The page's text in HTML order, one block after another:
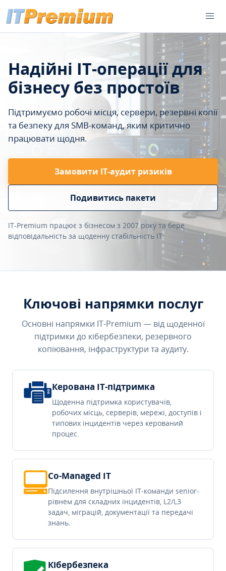
Надійні IT-операції для
бізнесу без простоїв
Підтримуємо робочі місця, сервери, резервні копії
та безпеку для SMB-команд, яким критично
працювати щодня.
Замовити ІТ-аудит ризиків
Подивитись пакети
IT-Premium працює з бізнесом з 2007 року та бере
відповідальність за щоденну стабільність IT.
Ключові напрямки послуг
Основні напрямки IT-Premium — від щоденної
підтримки до кібербезпеки, резервного
копіювання, інфраструктури та аудиту.
Керована IT-підтримка
Щоденна підтримка користувачів,
робочих місць, серверів, мережі, доступів і
типових інцидентів через керований
процес.
Co-Managed IT
Підсилення внутрішньої IT-команди senior-
рівнем для складних інцидентів, L2/L3
задач, міграцій, документації та передачі
знань.
Кібербезпека